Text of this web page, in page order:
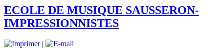
ECOLE DE MUSIQUE SAUSSERON-
IMPRESSIONNISTES
|